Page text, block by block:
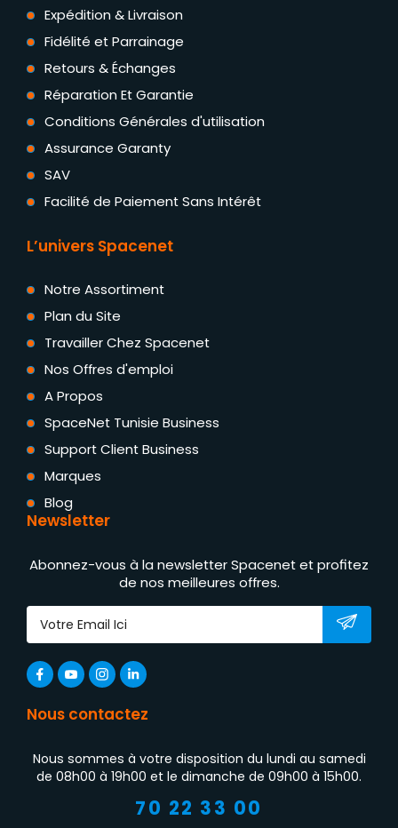
Expédition & Livraison
Fidélité et Parrainage
Retours & Échanges
Réparation Et Garantie
Conditions Générales d'utilisation
Assurance Garanty
SAV
Facilité de Paiement Sans Intérêt
L’univers Spacenet
Notre Assortiment
Plan du Site
Travailler Chez Spacenet
Nos Offres d'emploi
A Propos
SpaceNet Tunisie Business
Support Client Business
Marques
Blog
Newsletter
Abonnez-vous à la newsletter Spacenet et profitez
de nos meilleures offres.
Nous contactez
Nous sommes à votre disposition du lundi au samedi
de 08h00 à 19h00 et le dimanche de 09h00 à 15h00.
70 22 33 00